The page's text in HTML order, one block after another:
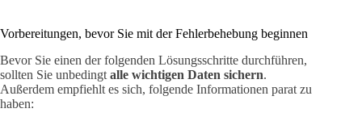
Vorbereitungen, bevor Sie mit der Fehlerbehebung beginnen
Bevor Sie einen der folgenden Lösungsschritte durchführen,
sollten Sie unbedingt alle wichtigen Daten sichern.
Außerdem empfiehlt es sich, folgende Informationen parat zu
haben: